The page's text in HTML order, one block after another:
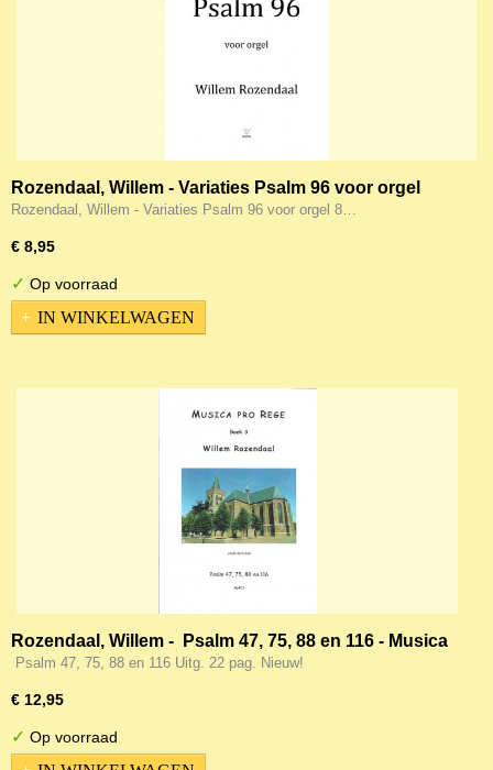
Rozendaal, Willem - Variaties Psalm 96 voor orgel
Rozendaal, Willem - Variaties Psalm 96 voor orgel 8…
€ 8,95
✓ Op voorraad
IN WINKELWAGEN
Rozendaal, Willem - Psalm 47, 75, 88 en 116 - Musica
Pro Rege (3)
Psalm 47, 75, 88 en 116 Uitg. 22 pag. Nieuw!
€ 12,95
✓ Op voorraad